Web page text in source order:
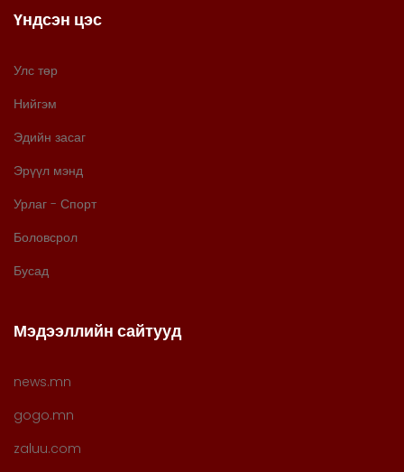
Үндсэн цэс
Улс төр
Нийгэм
Эдийн засаг
Эрүүл мэнд
Урлаг - Спорт
Боловсрол
Бусад
Мэдээллийн сайтууд
news.mn
gogo.mn
zaluu.com